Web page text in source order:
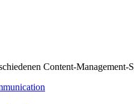
Content-